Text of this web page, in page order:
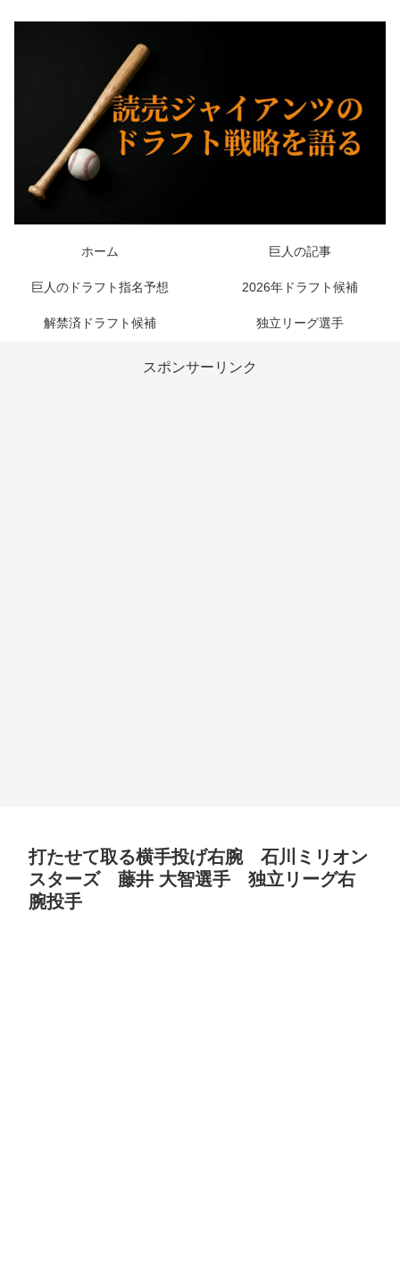
ホーム 巨人の記事
巨人のドラフト指名予想 2026年ドラフト候補
解禁済ドラフト候補 独立リーグ選手
スポンサーリンク
打たせて取る横手投げ右腕 石川ミリオン
スターズ 藤井 大智選手 独立リーグ右
腕投手